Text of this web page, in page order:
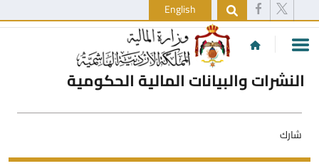
English
النشرات والبيانات المالية الحكومية
شارك